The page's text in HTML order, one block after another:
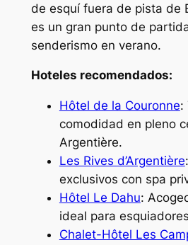
de esquí fuera de pista de
es un gran punto de
senderismo en verano.
Hoteles recomendados:
Hôtel de la Couronne:
comodidad en pleno
Argentière.
Les Rives d’Argentière
exclusivos con spa
Hôtel Le Dahu:
ideal para
Chalet-Hôtel Les